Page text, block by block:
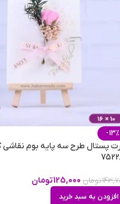
-13%
پستال طرح سه پایه بوم
تومان 125,000تومان
افزودن به سبد خرید